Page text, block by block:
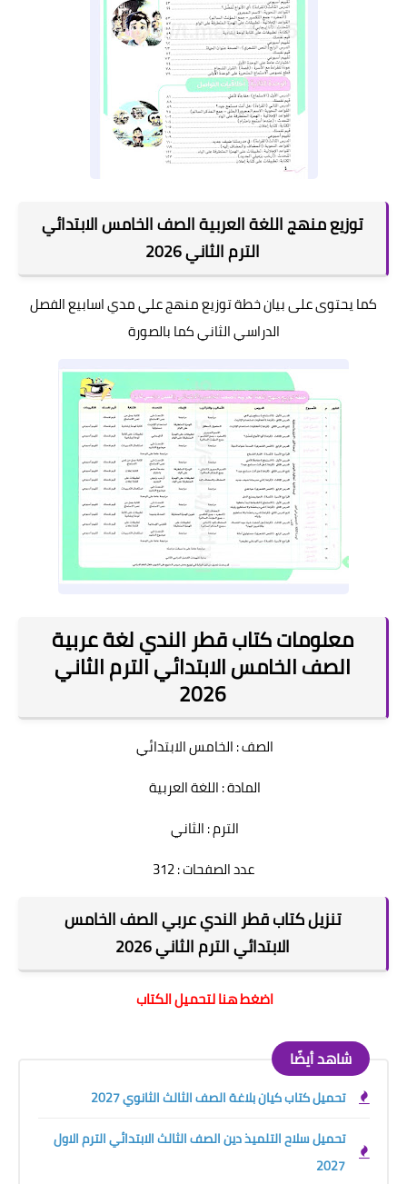
توزيع منهج اللغة العربية الصف الخامس الابتدائي
الترم الثاني 2026
كما يحتوى على بيان خطة توزيع منهج علي مدي اسابيع الفصل
الدراسي الثاني كما بالصورة
معلومات كتاب قطر الندي لغة عربية
الصف الخامس الابتدائي الترم الثاني
2026
الصف : الخامس الابتدائي
المادة : اللغة العربية
الترم : الثاني
عدد الصفحات : 312
تنزيل كتاب قطر الندي عربي الصف الخامس
الابتدائي الترم الثاني 2026
اضغط هنا لتحميل الكتاب
شاهد أيضًا
تحميل كتاب كيان بلاغة الصف الثالث الثانوي 2027
تحميل سلاح التلميذ دين الصف الثالث الابتدائي الترم الاول
2027